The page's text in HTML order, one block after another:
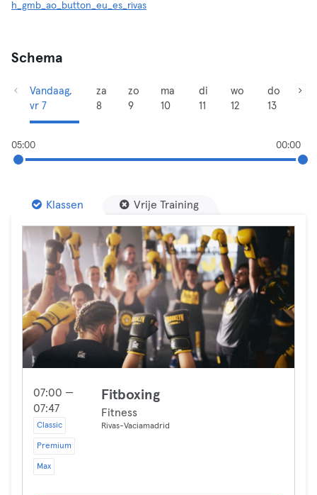
h_gmb_ao_button_eu_es_rivas
Schema
Vandaag,
vr 7
za
8
zo
9
ma
10
di
11
wo
12
do
13
05:00 00:00
Klassen Vrije Training
07:00 —
07:47
Classic
Premium
Max
Fitboxing
Fitness
Rivas-Vaciamadrid